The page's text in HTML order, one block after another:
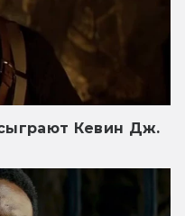
Кевин Дж.